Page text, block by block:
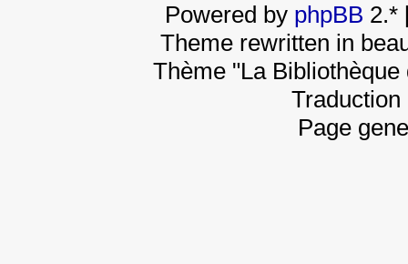
Powered by phpBB 2.*
Theme rewritten in
Thème "La
Page